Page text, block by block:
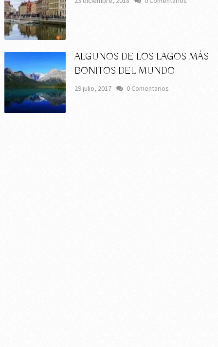
ALGUNOS DE LOS LAGOS MÁS
BONITOS DEL MUNDO
29 julio, 2017 0 Comentarios